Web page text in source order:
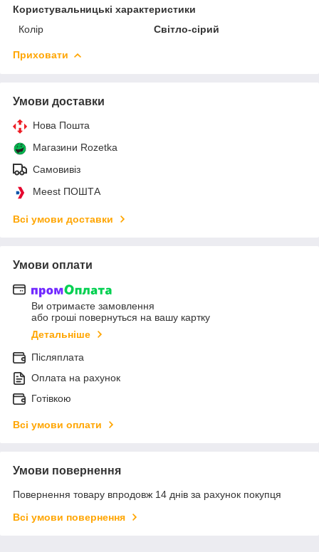
Користувальницькі характеристики
Колір
Світло-сірий
Приховати
Умови доставки
Нова Пошта
Магазини Rozetka
Самовивіз
Meest ПОШТА
Всі умови доставки
Умови оплати
Ви отримаєте замовлення
або гроші повернуться на вашу картку
Детальніше
Післяплата
Оплата на рахунок
Готівкою
Всі умови оплати
Умови повернення
Повернення товару впродовж 14 днів за рахунок покупця
Всі умови повернення